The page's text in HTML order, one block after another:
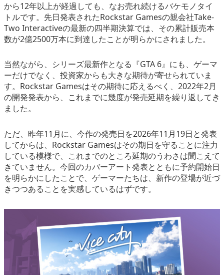
から12年以上が経過しても、なお売れ続けるバケモノタイ
トルです。先日発表されたRockstar Gamesの親会社Take-
Two Interactiveの最新の四半期決算では、その累計販売本
数が2億2500万本に到達したことが明らかにされました。
当然ながら、シリーズ最新作となる『GTA 6』にも、ゲーマ
ーだけでなく、投資家からも大きな期待が寄せられていま
す。Rockstar Gamesはその期待に応えるべく、2022年2月
の開発発表から、これまでに幾度が発売延期を繰り返してき
ました。
ただ、昨年11月に、今作の発売日を2026年11月19日と発表
してからは、Rockstar Gamesはその期日を守ることに注力
している模様で、これまでのところ延期のうわさは聞こえて
きていません。今回のカバーアート発表とともに予約開始日
を明らかにしたことで、ゲーマーたちは、新作の登場が近づ
きつつあることを実感しているはずです。